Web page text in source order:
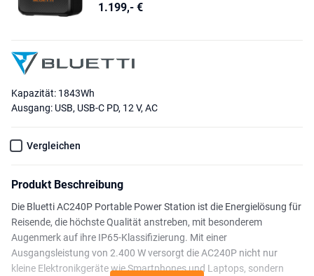
1.199,- €
Kapazität: 1843Wh
Ausgang: USB, USB-C PD, 12 V, AC
Vergleichen
Produkt Beschreibung
Die Bluetti AC240P Portable Power Station ist die Energielösung für
Reisende, die höchste Qualität anstreben, mit besonderem
Augenmerk auf ihre IP65-Klassifizierung. Mit einer
Ausgangsleistung von 2.400 W versorgt die AC240P nicht nur
kleine Elektronikgeräte wie Smartphones und Laptops, sondern